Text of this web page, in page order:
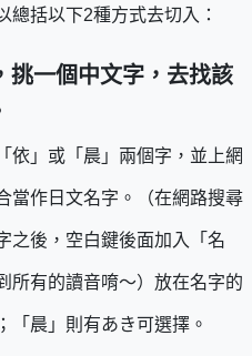
總括以下2種方式去切入：
挑一個中文字，去找該
依」或「晨」兩個字，並上網
當作日文名字。（在網路搜尋
之後，空白鍵後面加入「名
所有的讀音唷～）放在名字的
「晨」則有あき可選擇。